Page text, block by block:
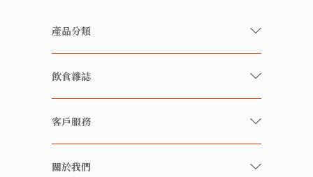
產品分類
有機/無農藥新鮮蔬果
有機 / 無添加飲品
養生保健好東西
酒類
飲食雜誌
快樂家庭 飲食雜誌
雲南搜食記
客戶服務
常見問題
關於我們